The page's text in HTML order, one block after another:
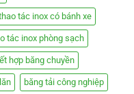
tác inox có bánh xe
tác inox phòng sạch
hợp băng chuyền
băng tải công nghiệp